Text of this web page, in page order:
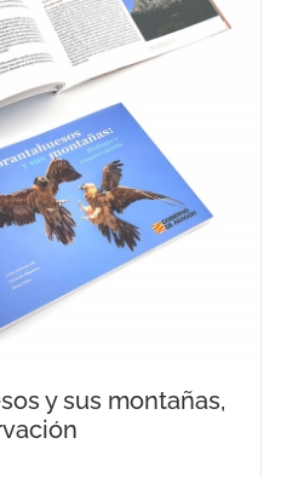
y sus montañas,